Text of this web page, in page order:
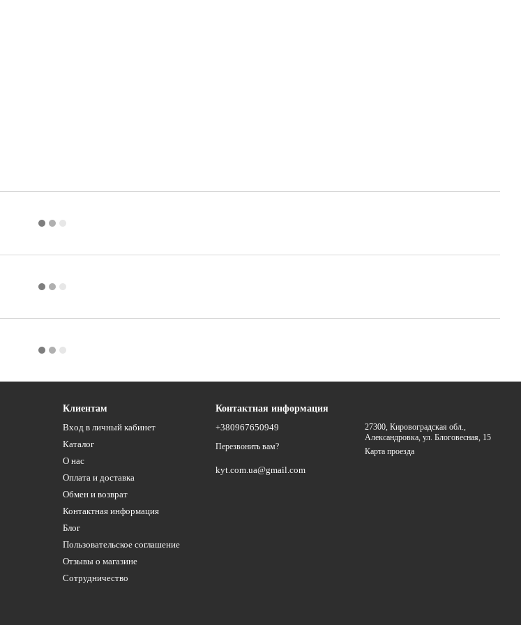
Клиентам
Вход в личный кабинет
Каталог
О нас
Оплата и доставка
Обмен и возврат
Контактная информация
Блог
Пользовательское соглашение
Отзывы о магазине
Сотрудничество
Контактная информация
+380967650949
Перезвонить вам?
kyt.com.ua@gmail.com
27300, Кировоградская обл.,
Александровка, ул. Блоговесная, 15
Карта проезда